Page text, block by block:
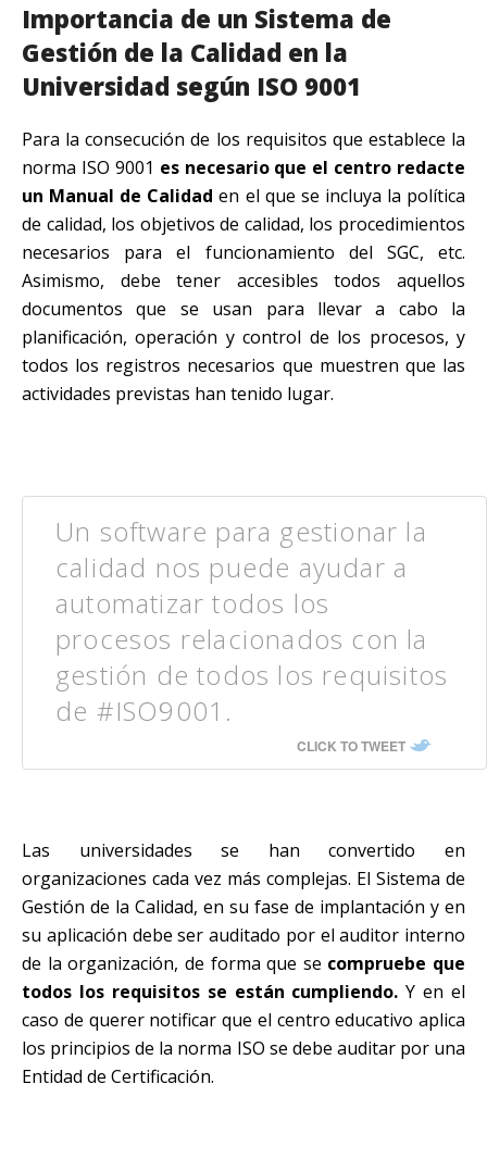
Importancia de un Sistema de
Gestión de la Calidad en la
Universidad según ISO 9001
Para la consecución de los requisitos que establece la
norma ISO 9001 es necesario que el centro redacte
un Manual de Calidad en el que se incluya la política
de calidad, los objetivos de calidad, los procedimientos
necesarios para el funcionamiento del SGC, etc.
Asimismo, debe tener accesibles todos aquellos
documentos que se usan para llevar a cabo la
planificación, operación y control de los procesos, y
todos los registros necesarios que muestren que las
actividades previstas han tenido lugar.
Un software para gestionar la
calidad nos puede ayudar a
automatizar todos los
procesos relacionados con la
gestión de todos los requisitos
de #ISO9001.
CLICK TO TWEET
Las universidades se han convertido en
organizaciones cada vez más complejas. El Sistema de
Gestión de la Calidad, en su fase de implantación y en
su aplicación debe ser auditado por el auditor interno
de la organización, de forma que se compruebe que
todos los requisitos se están cumpliendo. Y en el
caso de querer notificar que el centro educativo aplica
los principios de la norma ISO se debe auditar por una
Entidad de Certificación.